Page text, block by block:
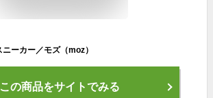
ーカー／モズ（moz）
この商品をサイトでみる